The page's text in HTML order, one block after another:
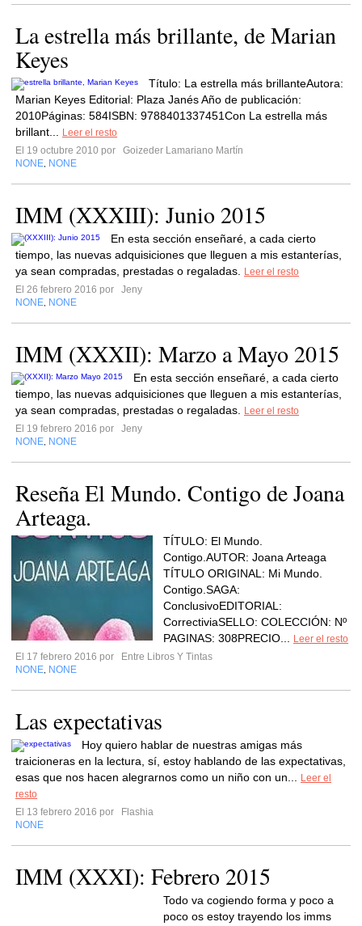
La estrella más brillante, de Marian
Keyes
Título: La estrella más brillanteAutora:
Marian Keyes Editorial: Plaza Janés Año de publicación:
2010Páginas: 584ISBN: 9788401337451Con La estrella más
brillant...
Leer el resto
El 19 octubre 2010 por
Goizeder Lamariano Martín
NONE NONE
IMM (XXXIII): Junio 2015
En esta sección enseñaré, a cada cierto
tiempo, las nuevas adquisiciones que lleguen a mis estanterías,
ya sean compradas, prestadas o regaladas.
Leer el resto
El 26 febrero 2016 por
Jeny
NONE NONE
IMM (XXXII): Marzo a Mayo 2015
En esta sección enseñaré, a cada cierto
tiempo, las nuevas adquisiciones que lleguen a mis estanterías,
ya sean compradas, prestadas o regaladas.
Leer el resto
El 19 febrero 2016 por
Jeny
NONE NONE
Reseña El Mundo. Contigo de Joana
Arteaga.
TÍTULO: El Mundo.
Contigo.AUTOR: Joana Arteaga
TÍTULO ORIGINAL: Mi Mundo.
Contigo.SAGA:
ConclusivoEDITORIAL:
CorrectiviaSELLO: COLECCIÓN: Nº
PAGINAS: 308PRECIO...
Leer el resto
El 17 febrero 2016 por
Entre Libros Y Tintas
NONE NONE
Las expectativas
Hoy quiero hablar de nuestras amigas más
traicioneras en la lectura, sí, estoy hablando de las expectativas,
esas que nos hacen alegrarnos como un niño con un...
Leer el
resto
El 13 febrero 2016 por
Flashia
NONE
IMM (XXXI): Febrero 2015
Todo va cogiendo forma y poco a
poco os estoy trayendo los imms